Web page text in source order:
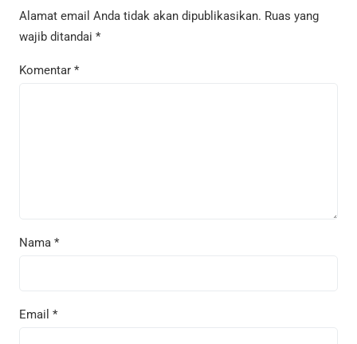
Alamat email Anda tidak akan dipublikasikan. Ruas yang
wajib ditandai *
Komentar *
Nama *
Email *